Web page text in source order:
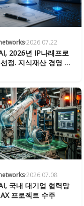
·2026.07.22
년 IP나래프로
정. 지식재산 경영 강
·2026.07.08
국내 대기업 협력망
프로젝트 수주